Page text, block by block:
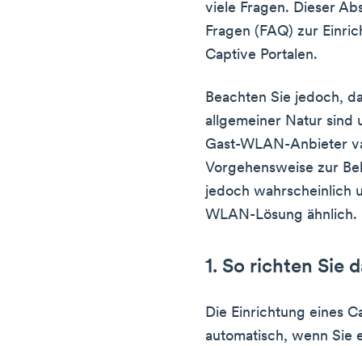
viele Fragen. Dieser
Fragen (FAQ) zur
Captive Portalen.
Beachten Sie jedoch,
allgemeiner Natur sind
Gast-WLAN-Anbieter
Vorgehensweise zur
jedoch wahrscheinlich
WLAN-Lösung ähnlich.
1. So richten Sie
Die Einrichtung eines
automatisch, wenn Sie